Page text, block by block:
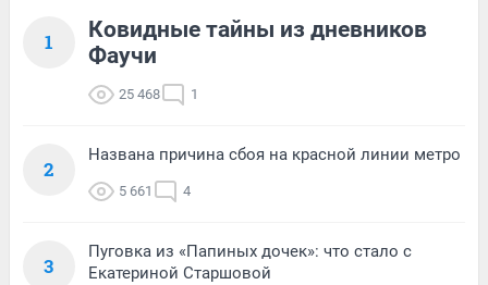
1
Ковидные тайны из дневников
Фаучи
25 468 1
2
Названа причина сбоя на красной линии метро
5 661 4
3
Пуговка из «Папиных дочек»: что стало с
Екатериной Старшовой